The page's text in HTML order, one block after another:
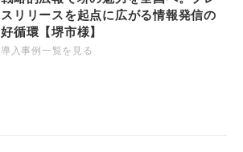
スリリースを起点に広がる情報発信の
好循環【堺市様】
導入事例一覧を見る